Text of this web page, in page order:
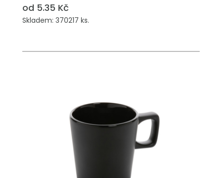
od 5.35 Kč
Skladem: 370217 ks.